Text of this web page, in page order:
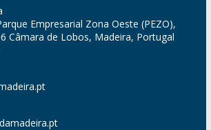
Empresarial Zona Oeste (PEZO),
Câmara de Lobos, Madeira, Portugal